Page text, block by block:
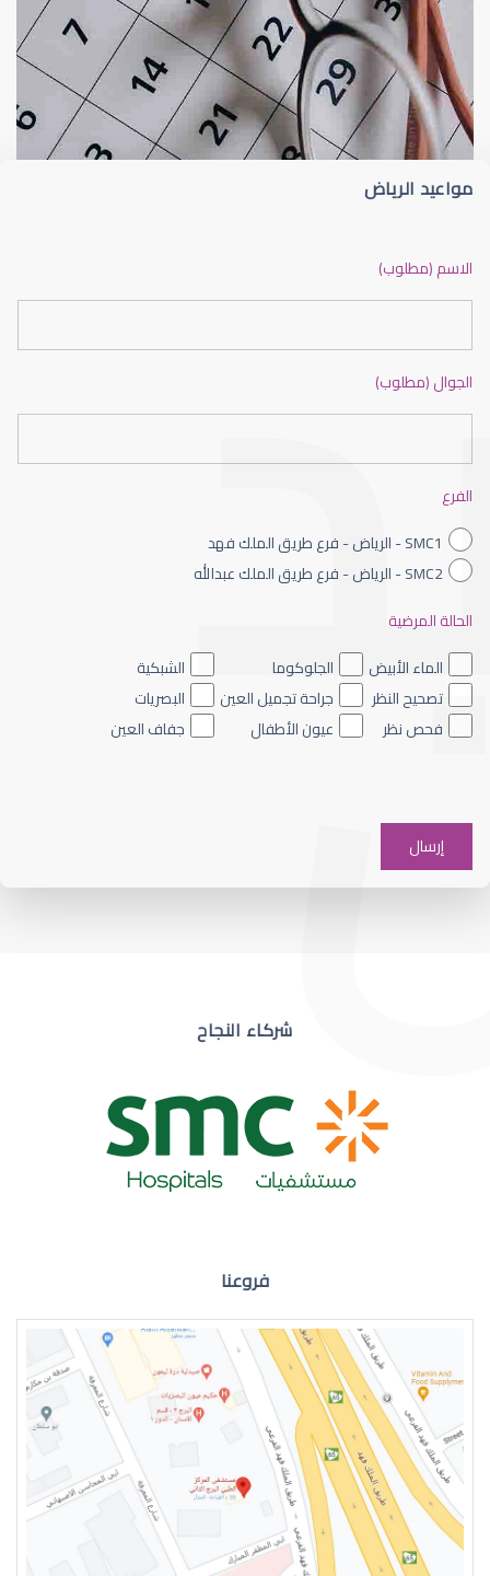
قلوبال لرعاية العين ضعف نظر
ضعف نظر الاطفال
ضعف نظر العين اليسرى
ضعف نظر مفاجئ
ضعف نظر في العين اليسرى
مواعيد الرياض
الاسم (مطلوب)
الجوال (مطلوب)
الفرع
SMC1 - الرياض - فرع طريق الملك فهد
SMC2 - الرياض - فرع طريق الملك عبدالله
الحالة المرضية
الماء الأبيض
الجلوكوما
الشبكية
تصحيح النظر
جراحة تجميل العين
البصريات
فحص نظر
عيون الأطفال جفاف العين
شركاء النجاح
فروعنا